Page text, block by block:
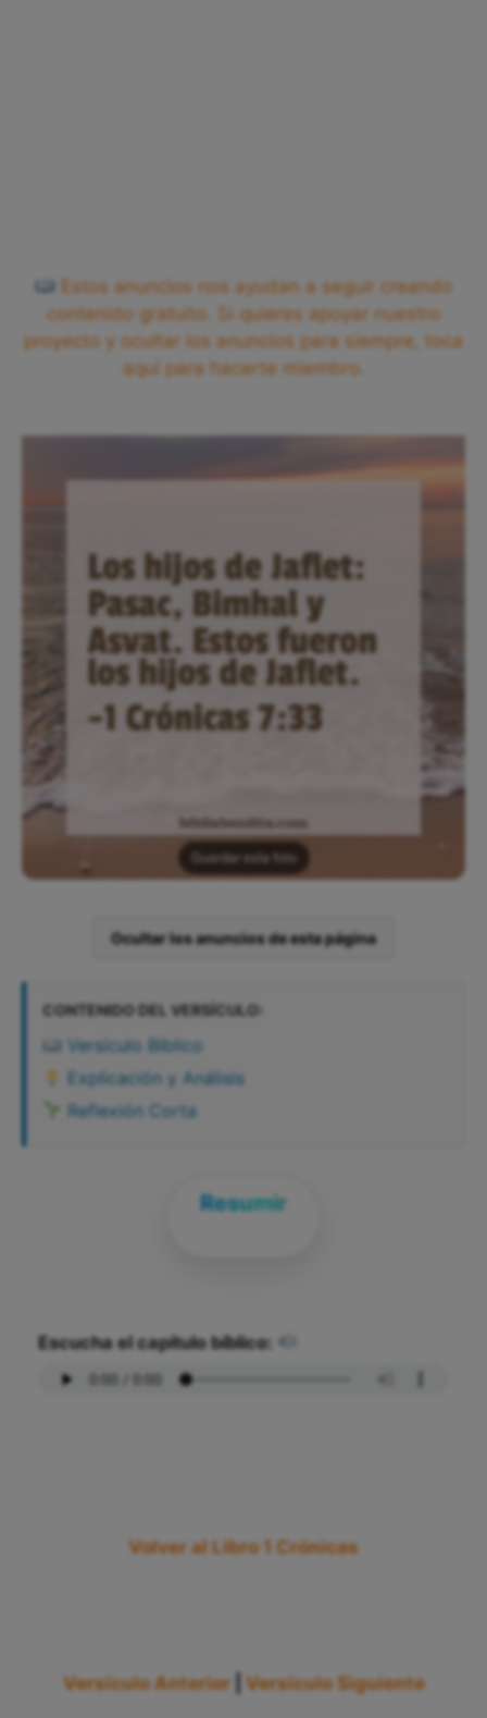
Estos anuncios nos ayudan a seguir creando
contenido gratuito. Si quieres apoyar nuestro
proyecto y ocultar los anuncios para siempre, toca
aquí para hacerte miembro.
Guardar esta foto
Ocultar los anuncios de esta página
CONTENIDO DEL VERSÍCULO:
Versículo Bíblico
Explicación y Análisis
Reflexión Corta
Resumir
Escucha el capítulo bíblico:
Volver al Libro 1 Crónicas
Versículo Anterior Versículo Siguiente